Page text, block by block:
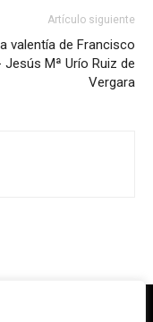
Artículo siguiente
valentía de Francisco
Jesús Mª Urío Ruiz de
Vergara